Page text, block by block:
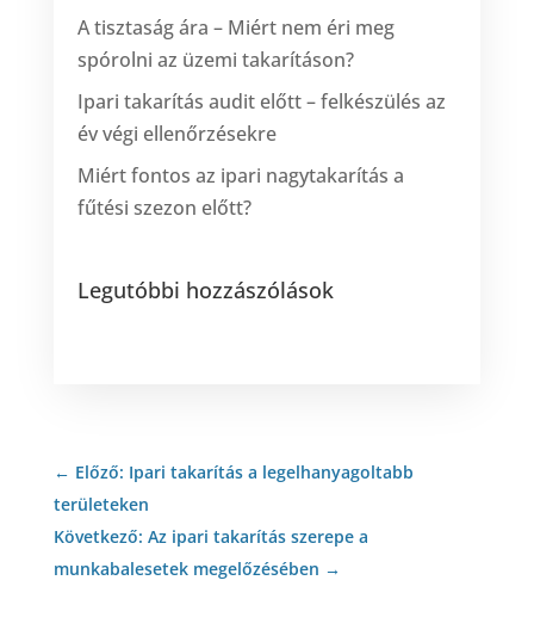
A tisztaság ára – Miért nem éri meg
spórolni az üzemi takarításon?
Ipari takarítás audit előtt – felkészülés az
év végi ellenőrzésekre
Miért fontos az ipari nagytakarítás a
fűtési szezon előtt?
Legutóbbi hozzászólások
← Előző: Ipari takarítás a legelhanyagoltabb
területeken
Következő: Az ipari takarítás szerepe a
munkabalesetek megelőzésében →